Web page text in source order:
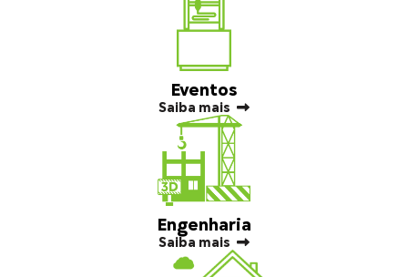
Eventos
Saiba mais
Engenharia
Saiba mais